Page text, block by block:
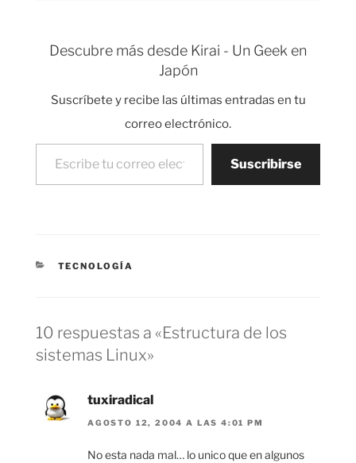
Descubre más desde Kirai - Un Geek en
Japón
Suscríbete y recibe las últimas entradas en tu
correo electrónico.
Escribe tu correo electrónico…
Suscribirse
CATEGORÍAS
TECNOLOGÍA
10 respuestas a «Estructura de los
sistemas Linux»
tuxiradical
AGOSTO 12, 2004 A LAS 4:01 PM
No esta nada mal… lo unico que en algunos